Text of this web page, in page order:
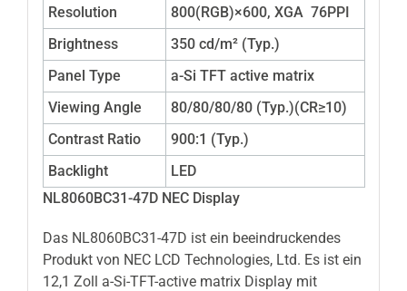
Resolution
800(RGB)×600, XGA 76PPI
Brightness
350 cd/m² (Typ.)
Panel Type
a-Si TFT active matrix
Viewing Angle
80/80/80/80 (Typ.)(CR≥10)
Contrast Ratio
900:1 (Typ.)
Backlight
LED
NL8060BC31-47D NEC Display
Das NL8060BC31-47D ist ein beeindruckendes
Produkt von NEC LCD Technologies, Ltd. Es ist ein
12,1 Zoll a-Si-TFT-active matrix Display mit